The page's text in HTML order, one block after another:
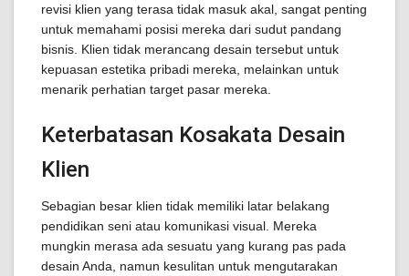
revisi klien yang terasa tidak masuk akal, sangat penting
untuk memahami posisi mereka dari sudut pandang
bisnis. Klien tidak merancang desain tersebut untuk
kepuasan estetika pribadi mereka, melainkan untuk
menarik perhatian target pasar mereka.
Keterbatasan Kosakata Desain
Klien
Sebagian besar klien tidak memiliki latar belakang
pendidikan seni atau komunikasi visual. Mereka
mungkin merasa ada sesuatu yang kurang pas pada
desain Anda, namun kesulitan untuk mengutarakan